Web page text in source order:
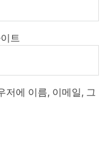
트
저에 이름, 이메일, 그